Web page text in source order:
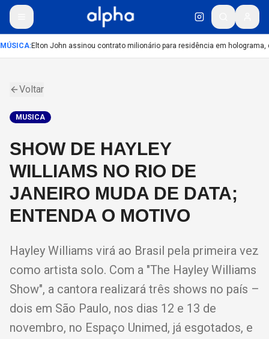
:Elton John assinou contrato milionário para residência em holograma,
Voltar
MUSICA
SHOW DE HAYLEY
WILLIAMS NO RIO DE
JANEIRO MUDA DE DATA;
ENTENDA O MOTIVO
Hayley Williams virá ao Brasil pela primeira vez
como artista solo. Com a "The Hayley Williams
Show", a cantora realizará três shows no país –
dois em São Paulo, nos dias 12 e 13 de
novembro, no Espaço Unimed, já esgotados, e